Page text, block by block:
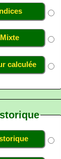
Mixte
calculée